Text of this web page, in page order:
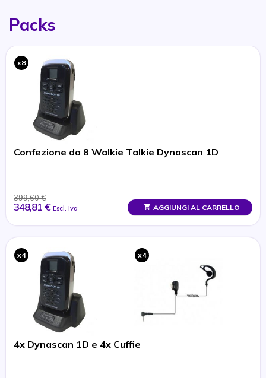
Packs
x8
Confezione da 8 Walkie Talkie Dynascan 1D
399,60 €
348,81 € Escl. Iva AGGIUNGI AL CARRELLO
x4 x4
4x Dynascan 1D e 4x Cuffie